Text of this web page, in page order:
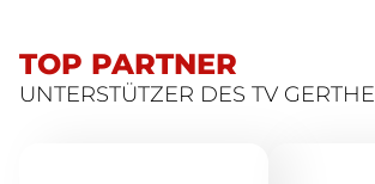
TOP PARTNER
UNTERSTÜTZER DES TV GERTHE